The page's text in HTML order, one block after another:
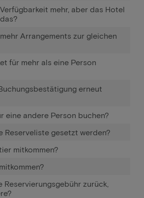
mehr, aber das Hotel
Arrangements zur gleichen
für mehr als eine Person
erneut
eine andere Person buchen?
Reserveliste gesetzt werden?
mitkommen?
Reservierungsgebühr zurück,